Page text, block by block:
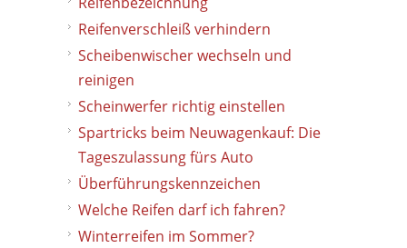
Reifenverschleiß verhindern
Scheibenwischer wechseln und
reinigen
Scheinwerfer richtig einstellen
Spartricks beim Neuwagenkauf: Die
Tageszulassung fürs Auto
Überführungskennzeichen
Welche Reifen darf ich fahren?
Winterreifen im Sommer?